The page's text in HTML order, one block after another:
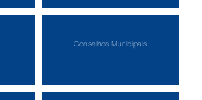
Conselhos Municipais